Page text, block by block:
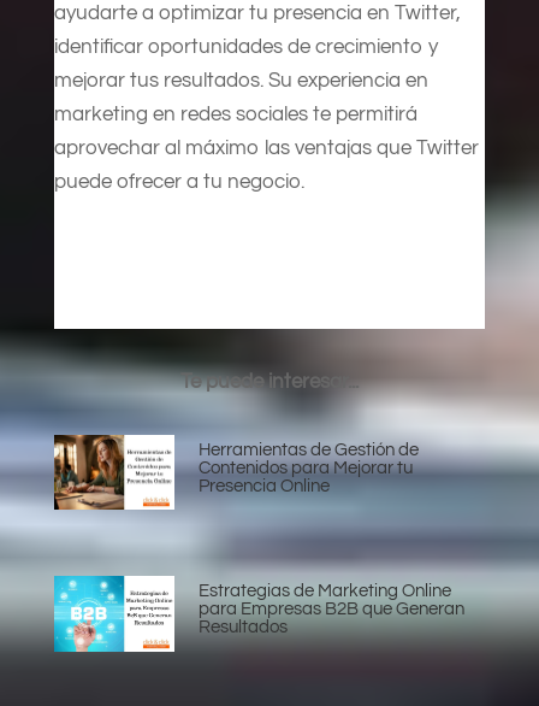
ayudarte a optimizar tu presencia en Twitter,
identificar oportunidades de crecimiento y
mejorar tus resultados. Su experiencia en
marketing en redes sociales te permitirá
aprovechar al máximo las ventajas que Twitter
puede ofrecer a tu negocio.
Te puede interesar...
Herramientas de Gestión de
Contenidos para Mejorar tu
Presencia Online
Estrategias de Marketing Online
para Empresas B2B que Generan
Resultados